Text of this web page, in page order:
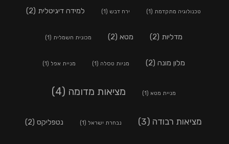
טכנולוגיה מתקדמת (1) ירח דבש (1) למידה דיגיטלית (2)
מדליות (2) מטא (2) מכונית חשמלית (1)
מלון מונה (2) מניות טסלה (1) מניית אפל (1)
מניית מטא (1) מציאות מדומה (4)
מציאות רבודה (3) נבחרת ישראל (1) נטפליקס (2)